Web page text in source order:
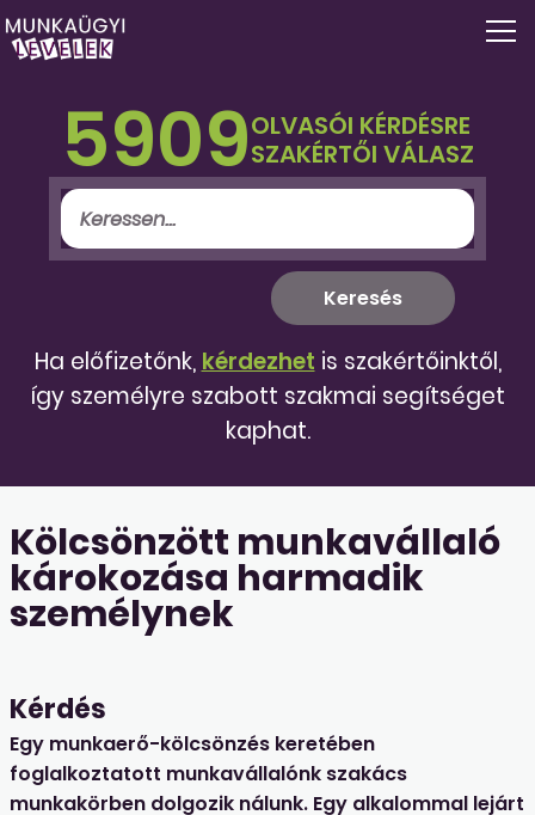
5909OLVASÓI KÉRDÉSRE
SZAKÉRTŐI VÁLASZ
Ha előfizetőnk, kérdezhet is szakértőinktől,
így személyre szabott szakmai segítséget
kaphat.
Kölcsönzött munkavállaló
károkozása harmadik
személynek
Kérdés
Egy munkaerő-kölcsönzés keretében
foglalkoztatott munkavállalónk szakács
munkakörben dolgozik nálunk. Egy alkalommal lejárt